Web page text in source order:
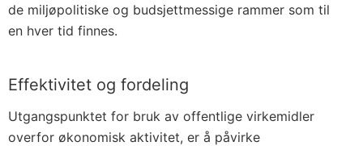
de miljøpolitiske og budsjettmessige rammer som til
en hver tid finnes.
Effektivitet og fordeling
Utgangspunktet for bruk av offentlige virkemidler
overfor økonomisk aktivitet, er å påvirke